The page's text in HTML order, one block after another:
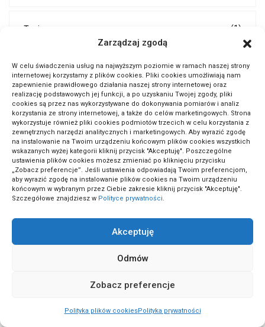
Zarządzaj zgodą
W celu świadczenia usług na najwyższym poziomie w ramach naszej strony
internetowej korzystamy z plików cookies. Pliki cookies umożliwiają nam
zapewnienie prawidłowego działania naszej strony internetowej oraz
realizację podstawowych jej funkcji, a po uzyskaniu Twojej zgody, pliki
cookies są przez nas wykorzystywane do dokonywania pomiarów i analiz
korzystania ze strony internetowej, a także do celów marketingowych. Strona
wykorzystuje również pliki cookies podmiotów trzecich w celu korzystania z
zewnętrznych narzędzi analitycznych i marketingowych. Aby wyrazić zgodę
na instalowanie na Twoim urządzeniu końcowym plików cookies wszystkich
wskazanych wyżej kategorii kliknij przycisk "Akceptuję". Poszczególne
ustawienia plików cookies możesz zmieniać po kliknięciu przycisku
„Zobacz preferencje”. Jeśli ustawienia odpowiadają Twoim preferencjom,
aby wyrazić zgodę na instalowanie plików cookies na Twoim urządzeniu
końcowym w wybranym przez Ciebie zakresie kliknij przycisk "Akceptuję".
Szczegółowe znajdziesz w Polityce prywatności.
Akceptuję
Odmów
Zobacz preferencje
Polityka plików cookiesPolityka prywatności
Tenis (1)
Trendy modowe (15)
Tynkowanie i murarstwo (1)
Umowy i kontrakty (2)
Zabawy i gry edukacyjne (2)
Zdrowie i fitness